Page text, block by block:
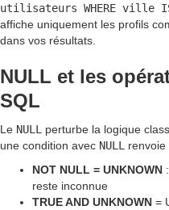
utilisateurs WHERE ville IS
affiche uniquement les profils
dans vos résultats.
NULL et les
SQL
Le NULL perturbe la logique
une condition avec NULL renvoie
NOT NULL = UNKNOWN
reste inconnue
TRUE AND UNKNOWN =